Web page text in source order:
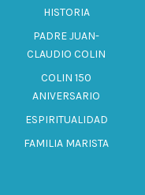
HISTORIA
PADRE JUAN-
CLAUDIO COLIN
COLIN 150
ANIVERSARIO
ESPIRITUALIDAD
FAMILIA MARISTA